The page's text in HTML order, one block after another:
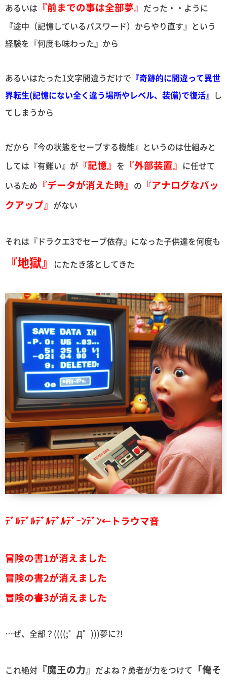
あるいは 『前までの事は全部夢』 だった・・ように
『途中（記憶しているパスワード）からやり直す』という
経験を『何度も味わった』から
あるいはたった1文字間違うだけで 『奇跡的に間違って異世
界転生(記憶にない全く違う場所やレベル、装備)で復活』 し
てしまうから
だから『今の状態をセーブする機能』というのは仕組みと
しては『有難い』が 『記憶』 を 『外部装置』 に任せて
いるため 『データが消えた時』 の 『アナログなバッ
クアップ』 がない
それは『ドラクエ3でセーブ依存』になった子供達を何度も
『地獄』 にたたき落としてきた
ﾃﾞﾙﾃﾞﾙﾃﾞﾙﾃﾞﾙﾃﾞｰﾝﾃﾞﾝ←トラウマ音
冒険の書1が消えました
冒険の書2が消えました
冒険の書3が消えました
…ぜ、全部？((((;゜Д゜)))夢に?!
これ絶対 『魔王の力』 だよね？勇者が力をつけて 「俺そ